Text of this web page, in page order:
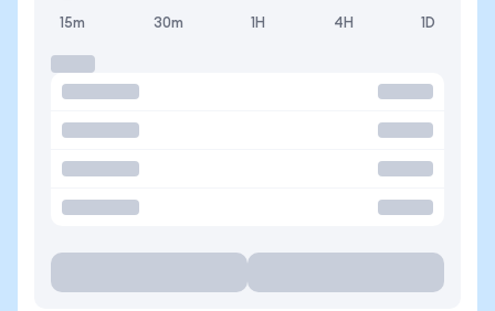
15m 30m 1H 4H 1D